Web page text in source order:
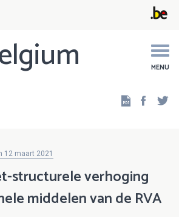
MENU
12 maart 2021
structurele verhoging
middelen van de RVA